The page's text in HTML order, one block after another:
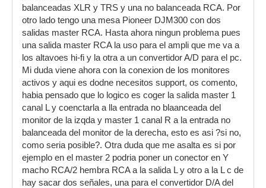
balanceadas XLR y TRS y una no balanceada RCA. Por
otro lado tengo una mesa Pioneer DJM300 con dos
salidas master RCA. Hasta ahora ningun problema pues
una salida master RCA la uso para el ampli que me va a
los altavoes hi-fi y la otra a un convertidor A/D para el pc.
Mi duda viene ahora con la conexion de los monitores
activos y aqui es dodne necesitos support, os comento,
habia pensado que lo logico es coger la salida master 1
canal L y coenctarla a lla entrada no blaanceada del
monitor de la izqda y master 1 canal R a la entrada no
balanceada del monitor de la derecha, esto es asi ?si no,
como seria posible?. Otra duda que me asalta es si por
ejemplo en el master 2 podria poner un conector en Y
macho RCA/2 hembra RCA a la salida L y otro a la L c de
hay sacar dos señales, una para el convertidor D/A del